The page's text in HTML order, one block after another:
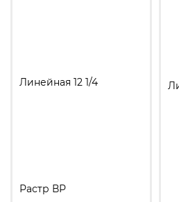
Линейная 12 1/4
Растр ВР